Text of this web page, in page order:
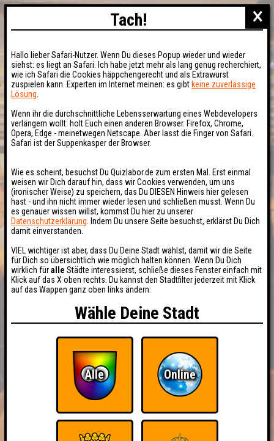
×
Tach!
Hallo lieber Safari-Nutzer. Wenn Du dieses Popup wieder und wieder
siehst: es liegt an Safari. Ich habe jetzt mehr als lang genug recherchiert,
wie ich Safari die Cookies häppchengerecht und als Extrawurst
zuspielen kann. Experten im Internet meinen: es gibt keine zuverlässige
Lösung
Wenn ihr die durchschnittliche Lebensserwartung eines Webdevelopers
verlängern wollt: holt Euch einen anderen Browser. Firefox, Chrome,
Opera, Edge - meinetwegen Netscape. Aber lasst die Finger von Safari.
Safari ist der Suppenkasper der Browser.
Wie es scheint, besuchst Du Quizlabor.de zum ersten Mal. Erst einmal
weisen wir Dich darauf hin, dass wir Cookies verwenden, um uns
(ironischer Weise) zu speichern, das Du DIESEN Hinweis hier gelesen
hast - und ihn nicht immer wieder lesen und schließen musst. Wenn Du
es genauer wissen willst, kommst Du hier zu unserer
Datenschutzerklärung . Indem Du unsere Seite besuchst, erklärst Du Dich
damit einverstanden.
VIEL wichtiger ist aber, dass Du Deine Stadt wählst, damit wir die Seite
für Dich so übersichtlich wie möglich halten können. Wenn Du Dich
wirklich füralle Städte interessierst, schließe dieses Fenster einfach mit
Klick auf das X oben rechts. Du kannst den Stadtfilter jederzeit mit Klick
auf das Wappen ganz oben links ändern:
Wähle Deine Stadt
Alle Online